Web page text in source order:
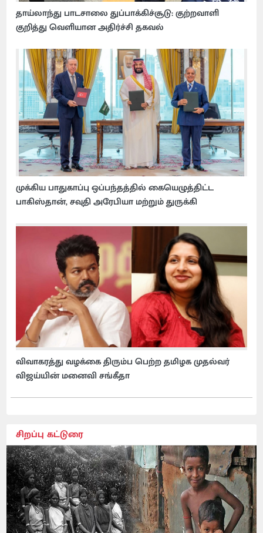
தாய்லாந்து பாடசாலை துப்பாக்கிச்சூடு: குற்றவாளி
குறித்து வெளியான அதிர்ச்சி தகவல்
முக்கிய பாதுகாப்பு ஒப்பந்தத்தில் கையெழுத்திட்ட
பாகிஸ்தான், சவுதி அரேபியா மற்றும் துருக்கி
விவாகரத்து வழக்கை திரும்ப பெற்ற தமிழக முதல்வர்
விஜய்யின் மனைவி சங்கீதா
சிறப்பு கட்டுரை